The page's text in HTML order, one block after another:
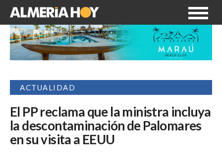
ACTUALIDAD
El PP reclama que la ministra incluya
la descontaminación de Palomares
en su visita a EEUU